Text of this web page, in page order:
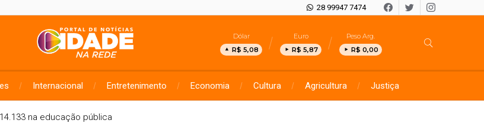
28 99947 7474
Dólar
R$ 5,08
Euro
R$ 5,87
Peso Arg.
R$ 0,00
Internacional Entretenimento Economia Cultura Agricultura Justiça
Arterial Pulmonar